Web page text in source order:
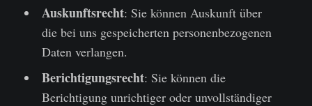
Auskunftsrecht: Sie können Auskunft über
die bei uns gespeicherten personenbezogenen
Daten verlangen.
Berichtigungsrecht: Sie können die
Berichtigung unrichtiger oder unvollständiger